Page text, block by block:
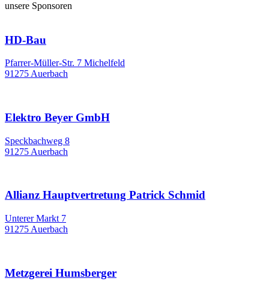
unsere Sponsoren
HD-Bau
Pfarrer-Müller-Str. 7 Michelfeld
91275 Auerbach
Elektro Beyer GmbH
Speckbachweg 8
91275 Auerbach
Allianz Hauptvertretung Patrick Schmid
Unterer Markt 7
91275 Auerbach
Metzgerei Humsberger